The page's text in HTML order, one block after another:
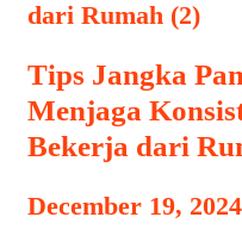
Tips Jangka
Menjaga
Bekerja dari
December 19, 2024